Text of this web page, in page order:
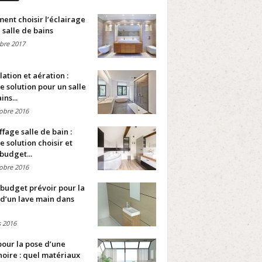
choisir l’éclairage
salle de bains
2017
et aération :
solution pour un salle
2016
salle de bain :
solution choisir et
2016
prévoir pour la
lave main dans
2016
la pose d’une
: quel matériaux